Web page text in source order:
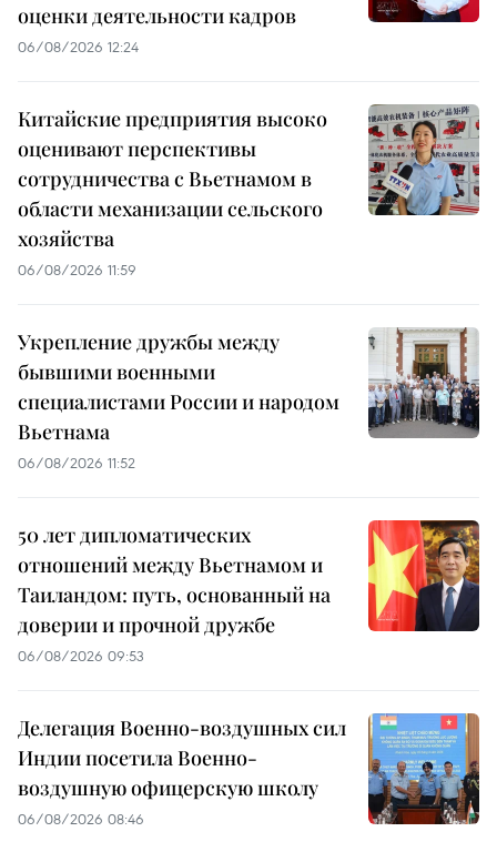
оценки деятельности кадров
06/08/2026 12:24
Китайские предприятия высоко
оценивают перспективы
сотрудничества с Вьетнамом в
области механизации сельского
хозяйства
06/08/2026 11:59
Укрепление дружбы между
бывшими военными
специалистами России и народом
Вьетнама
06/08/2026 11:52
50 лет дипломатических
отношений между Вьетнамом и
Таиландом: путь, основанный на
доверии и прочной дружбе
06/08/2026 09:53
Делегация Военно-воздушных сил
Индии посетила Военно-
воздушную офицерскую школу
06/08/2026 08:46